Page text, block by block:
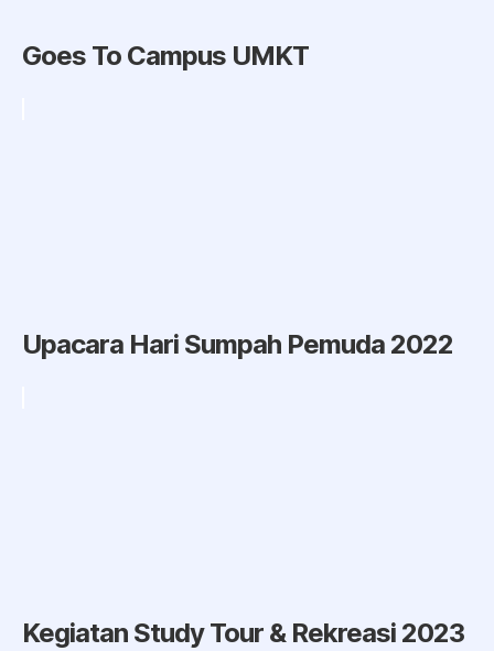
Goes To Campus UMKT
Upacara Hari Sumpah Pemuda 2022
Kegiatan Study Tour & Rekreasi 2023